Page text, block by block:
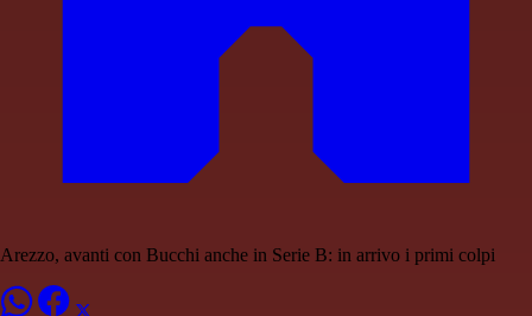
Arezzo, avanti con Bucchi anche in Serie B: in arrivo i primi colpi